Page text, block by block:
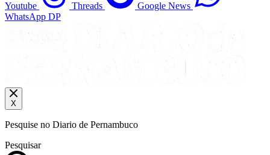
Youtube Threads
Google News
WhatsApp DP
X
Pesquise no Diario de Pernambuco
Pesquisar